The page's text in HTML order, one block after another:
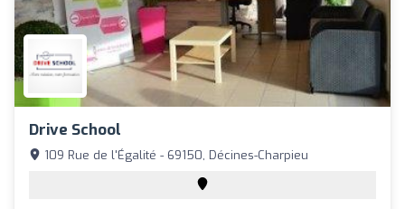
Drive School
109 Rue de l'Égalité - 69150, Décines-Charpieu